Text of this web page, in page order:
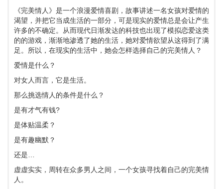
《完美情人》是一个浪漫爱情喜剧，故事讲述一名女孩对爱情的
渴望，并把它当成生活的一部分，可是现实的爱情总是会让产生
许多的不确定。从而现代日渐发达的科技也出现了模拟恋爱这类
的的游戏，渐渐地渗透了她的生活，她对爱情欲望从这得到了满
足。所以，在现实的生活中，她会怎样选择自己的完美情人？
爱情是什么？
对女人而言，它是生活。
那么挑选情人的条件是什么？
是有才气有钱?
是体贴温柔？
是有趣幽默？
还是…
虚虚实实，周转在众多男人之间，一个女孩寻找着自己的完美情
人。